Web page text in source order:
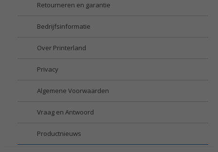
Retourneren en garantie
Bedrijfsinformatie
Over Printerland
Privacy
Algemene Voorwaarden
Vraag en Antwoord
Productnieuws